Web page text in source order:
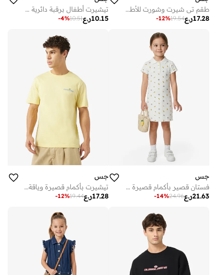
طقم تي شيرت وشورت للأطفال الرضع
ر.ع17.28
19.54
-12%
تيشيرت أطفال برقبة دائرية برسومات
ر.ع10.15
10.51
-4%
جس
فستان قصير بأكمام قصيرة وطبعة للشباب
ر.ع21.63
24.96
-14%
جس
تيشيرت بأكمام قصيرة وياقة دائرية
ر.ع17.28
19.44
-12%